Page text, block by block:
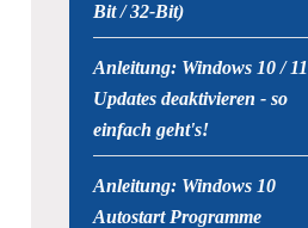
Bit / 32-Bit)
Anleitung: Windows 10 / 11
Updates deaktivieren - so
einfach geht's!
Anleitung: Windows 10
Autostart Programme